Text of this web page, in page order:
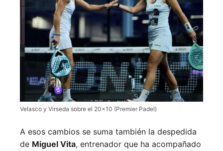
Velasco y Virseda sobre el 20×10 (Premier Padel)
A esos cambios se suma también la despedida
de Miguel Vita, entrenador que ha acompañado